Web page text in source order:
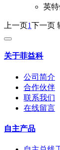
英特
上一页1下一页
关于菲益科
公司简介
合作伙伴
联系我们
在线留言
自主产品